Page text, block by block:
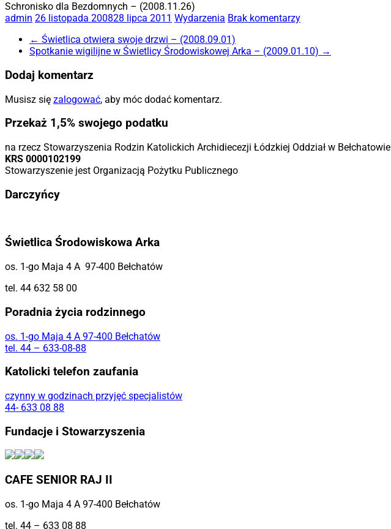
Schronisko dla Bezdomnych – (2008.11.26)
admin 26 listopada 200828 lipca 2011 Wydarzenia Brak komentarzy
← Świetlica otwiera swoje drzwi – (2008.09.01)
Spotkanie wigilijne w Świetlicy Środowiskowej Arka – (2009.01.10) →
Dodaj komentarz
Musisz się zalogować, aby móc dodać komentarz.
Przekaż 1,5% swojego podatku
na rzecz Stowarzyszenia Rodzin Katolickich Archidiecezji Łódzkiej Oddział w Bełchatowie
KRS 0000102199
Stowarzyszenie jest Organizacją Pożytku Publicznego
Darczyńcy
Świetlica Środowiskowa Arka
os. 1-go Maja 4 A 97-400 Bełchatów
tel. 44 632 58 00
Poradnia życia rodzinnego
os. 1-go Maja 4 A 97-400 Bełchatów
tel. 44 – 633-08-88
Katolicki telefon zaufania
czynny w godzinach przyjęć specjalistów
44- 633 08 88
Fundacje i Stowarzyszenia
CAFE SENIOR RAJ II
os. 1-go Maja 4 A 97-400 Bełchatów
tel. 44 – 633 08 88